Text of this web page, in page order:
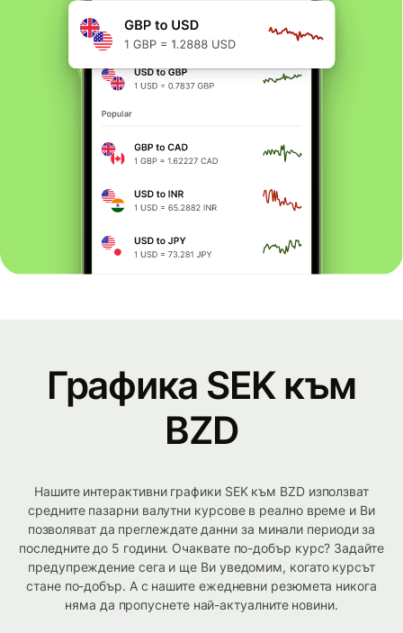
Графика SEK към
BZD
Нашите интерактивни графики SEK към BZD използват
средните пазарни валутни курсове в реално време и Ви
позволяват да преглеждате данни за минали периоди за
последните до 5 години. Очаквате по-добър курс? Задайте
предупреждение сега и ще Ви уведомим, когато курсът
стане по-добър. А с нашите ежедневни резюмета никога
няма да пропуснете най-актуалните новини.